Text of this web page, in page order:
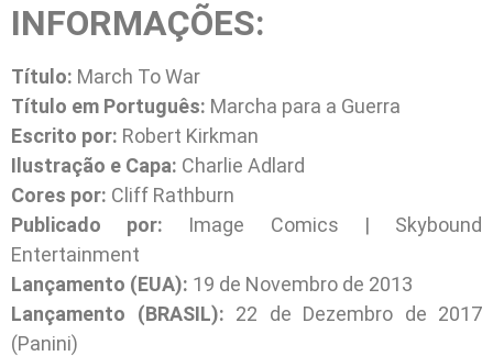
INFORMAÇÕES:
Título: March To War
Título em Português: Marcha para a Guerra
Escrito por: Robert Kirkman
Ilustração e Capa: Charlie Adlard
Cores por: Cliff Rathburn
Publicado por: Image Comics | Skybound
Entertainment
Lançamento (EUA): 19 de Novembro de 2013
Lançamento (BRASIL): 22 de Dezembro de 2017
(Panini)